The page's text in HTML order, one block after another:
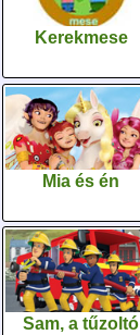
Kerekmese
Mia és én
Sam, a tűzoltó